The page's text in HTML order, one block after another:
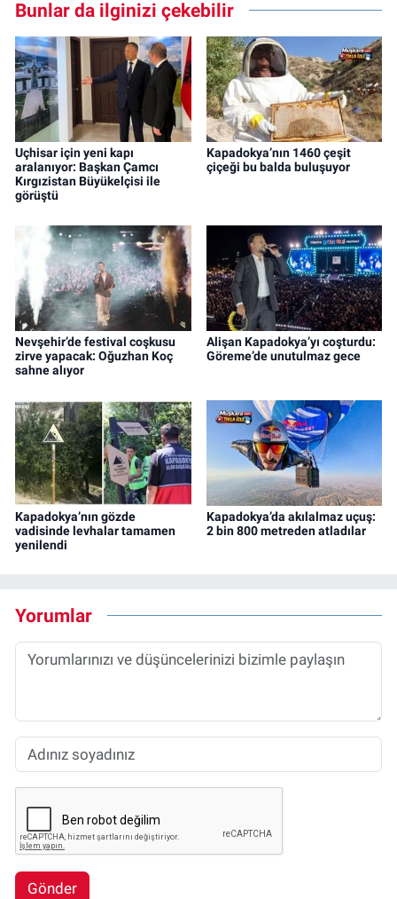
Bunlar da ilginizi çekebilir
Uçhisar için yeni kapı
aralanıyor: Başkan Çamcı
Kırgızistan Büyükelçisi ile
görüştü
Kapadokya’nın 1460 çeşit
çiçeği bu balda buluşuyor
Nevşehir’de festival coşkusu
zirve yapacak: Oğuzhan Koç
sahne alıyor
Alişan Kapadokya’yı coşturdu:
Göreme’de unutulmaz gece
Kapadokya’nın gözde
vadisinde levhalar tamamen
yenilendi
Kapadokya’da akılalmaz uçuş:
2 bin 800 metreden atladılar
Yorumlar
Gönder